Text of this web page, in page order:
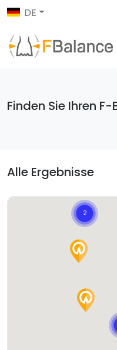
DE
Finden Sie Ihren
Alle Ergebnisse